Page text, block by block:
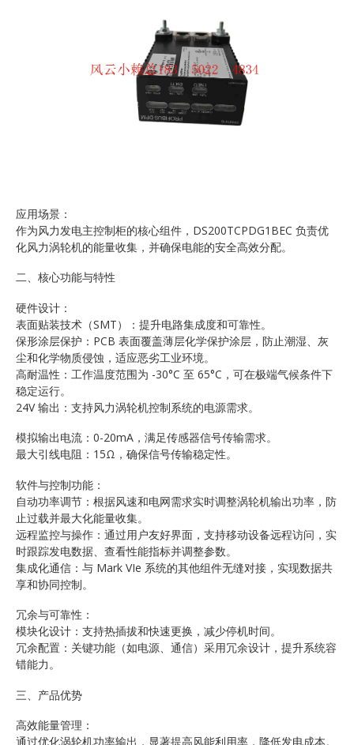
应用场景：
作为风力发电主控制柜的核心组件，DS200TCPDG1BEC 负责优
化风力涡轮机的能量收集，并确保电能的安全高效分配。
二、核心功能与特性
硬件设计：
表面贴装技术（SMT）：提升电路集成度和可靠性。
保形涂层保护：PCB 表面覆盖薄层化学保护涂层，防止潮湿、灰
尘和化学物质侵蚀，适应恶劣工业环境。
高耐温性：工作温度范围为 -30°C 至 65°C，可在极端气候条件下
稳定运行。
24V 输出：支持风力涡轮机控制系统的电源需求。
模拟输出电流：0-20mA，满足传感器信号传输需求。
最大引线电阻：15Ω，确保信号传输稳定性。
软件与控制功能：
自动功率调节：根据风速和电网需求实时调整涡轮机输出功率，防
止过载并最大化能量收集。
远程监控与操作：通过用户友好界面，支持移动设备远程访问，实
时跟踪发电数据、查看性能指标并调整参数。
集成化通信：与 Mark VIe 系统的其他组件无缝对接，实现数据共
享和协同控制。
冗余与可靠性：
模块化设计：支持热插拔和快速更换，减少停机时间。
冗余配置：关键功能（如电源、通信）采用冗余设计，提升系统容
错能力。
三、产品优势
高效能量管理：
通过优化涡轮机功率输出，显著提高风能利用率，降低发电成本。